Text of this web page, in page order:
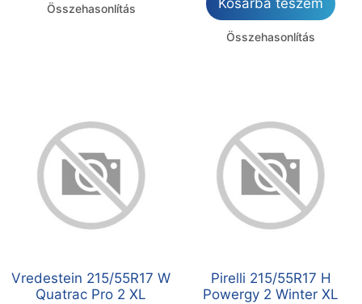
Összehasonlítás Kosárba teszem
Összehasonlítás
Vredestein 215/55R17 W
Quatrac Pro 2 XL
Pirelli 215/55R17 H
Powergy 2 Winter XL